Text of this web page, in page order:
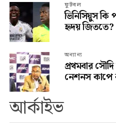
ফুটবল
ভিনিসিয়ুস কি
হৃদয় জিততে?
অন্যান্য
প্রথমবার
নেশনস কাপে
আর্কাইভ